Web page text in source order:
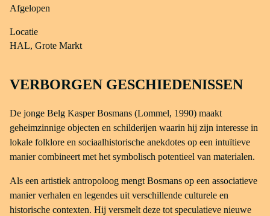
Afgelopen
Locatie
HAL, Grote Markt
VERBORGEN GESCHIEDENISSEN
De jonge Belg Kasper Bosmans (Lommel, 1990) maakt
geheimzinnige objecten en schilderijen waarin hij zijn interesse in
lokale folklore en sociaalhistorische anekdotes op een intuïtieve
manier combineert met het symbolisch potentieel van materialen.
Als een artistiek antropoloog mengt Bosmans op een associatieve
manier verhalen en legendes uit verschillende culturele en
historische contexten. Hij versmelt deze tot speculatieve nieuwe